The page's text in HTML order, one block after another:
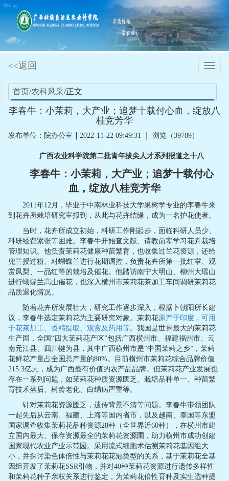
Toggle
<<返回
首页/农科风采/正文
李春牛：小茉莉，大产业；追梦十载付心血，绽放八
桂竞芳华
发布单位：院办公室 2022-11-22 09:49:31 浏览（39789）
广西农业科学院第二批青年拔尖人才系列报道之十八
李春牛：小茉莉，大产业；追梦十载付心
血，绽放八桂竞芳华
2011年12月，毕业于中南林业科技大学果树学专业的李春牛来
到花卉所栽培研究室报到，从此与花卉结缘，成为一名护花使者。
当时，花卉所成立初始，科研工作刚起步，面临科研人员少、
科研经费紧张等困难。李春牛开始查文献、请教前辈学习花卉栽培
管理知识。他负责茉莉花健康种苗繁育，也收集过兰花资源，还给
兜兰授过粉、对蝴蝶兰进行花期调控，负责花卉所第一批红掌、观
赏凤梨、一品红等的栽培及催花。他踏访南宁大明山、柳州大瑶山
进行蝴蝶兰高山催花，也深入横州市茉莉花茶加工车间调研茉莉花
品质退化情况。
随着花卉所发展壮大，研究工作逐步深入，根据卜朝阳所长建
议，李春牛选定茉莉花为主要研究对象。茉莉花原产于印度，可用
于花茶加工、香精提取、观赏及药用等。我国是世界最大的茉莉花
生产国，全国“四大茉莉花产区”包括广西横州市、福建福州市、云
南元江县、四川犍为县，其中广西横州市是“中国茉莉之乡”，茉莉
花鲜花产量占全国总产量的80%。目前横州市茉莉花综合品牌价值
215.3亿元，成为广西最有价值的农产品品牌。但茉莉花产业发展也
存在一系列问题，如茉莉花种质资源匮乏、栽培品种单一、种苗繁
育技术落后、树龄老化、白绢病严重等。
针对茉莉花资源匮乏，遗传背景不清等问题。李春牛带领团队
一起先后从云南、福建、上海等国内省市，以及越南、泰国等东盟
国家调查收集茉莉花品种资源28种（全世界近60种），在横州市建
立国内最大、保存资源最全的茉莉花资源圃，助力横州市成功创建
国家现代农业产业示范园。采用流式细胞术估测茉莉花基因组大
小，并探讨染色体倍性与茉莉花花冠类型的关系，基于茉莉花全基
因组开发了茉莉花SSR引物，并对40种茉莉花资源进行遗传多样性
和茉莉花种子亲权关系进行鉴定，为茉莉花倍性育种及实生选种提